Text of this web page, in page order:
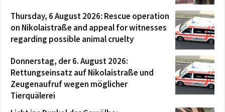
Thursday, 6 August 2026: Rescue operation
on Nikolaistraße and appeal for witnesses
regarding possible animal cruelty
Donnerstag, der 6. August 2026:
Rettungseinsatz auf Nikolaistraße und
Zeugenaufruf wegen möglicher
Tierquälerei